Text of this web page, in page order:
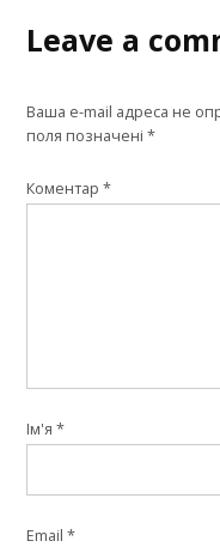
Leave a
Ваша e-mail адреса не
поля позначені*
Коментар*
Ім'я*
Email*